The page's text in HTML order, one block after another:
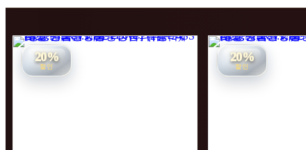
20%
할인
20%
할인